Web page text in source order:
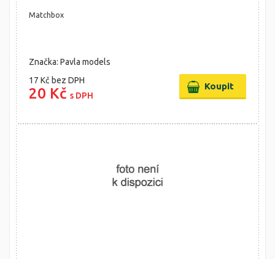
Matchbox
Značka: Pavla models
17 Kč bez DPH
20 Kč s DPH